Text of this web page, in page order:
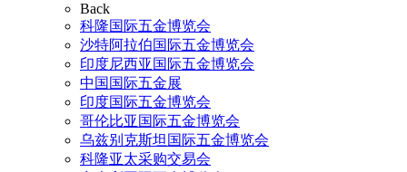
Back
科隆国际五金博览会
沙特阿拉伯国际五金博览会
印度尼西亚国际五金博览会
中国国际五金展
印度国际五金博览会
哥伦比亚国际五金博览会
乌兹别克斯坦国际五金博览会
科隆亚太采购交易会